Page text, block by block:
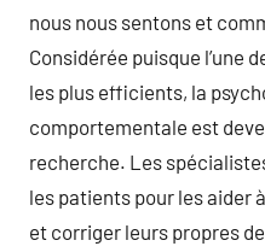
nous nous sentons et
Considérée puisque l’une
les plus efficients, la
comportementale est
recherche. Les
les patients pour les aider
et corriger leurs propres